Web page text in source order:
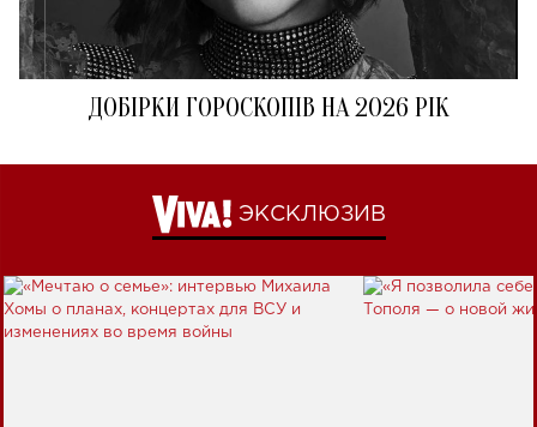
ДОБІРКИ ГОРОСКОПІВ НА 2026 РІК
ЭКСКЛЮЗИВ